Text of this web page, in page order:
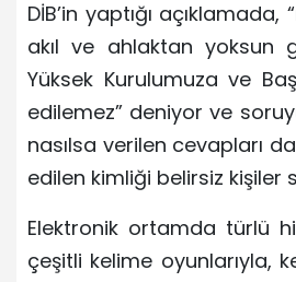
DİB’in yaptığı
akıl ve ahlaktan yoksun
Yüksek Kurulumuza ve
edilemez” deniyor ve
nasılsa verilen cevapları
edilen kimliği belirsiz kişiler
Elektronik ortamda türlü
çeşitli kelime oyunlarıyla,